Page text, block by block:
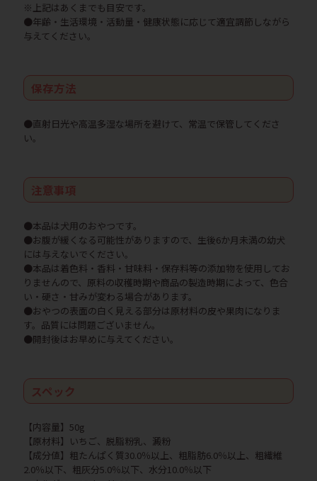
※上記はあくまでも目安です。
●年齢・生活環境・活動量・健康状態に応じて適宜調節しながら
与えてください。
保存方法
●直射日光や高温多湿な場所を避けて、常温で保管してくださ
い。
注意事項
●本品は犬用のおやつです。
●お腹が緩くなる可能性がありますので、生後6か月未満の幼犬
には与えないでください。
●本品は着色料・香料・甘味料・保存料等の添加物を使用してお
りませんので、原料の収穫時期や商品の製造時期によって、色合
い・硬さ・甘みが変わる場合があります。
●おやつの表面の白く見える部分は原材料の皮や果肉になりま
す。品質には問題ございません。
●開封後はお早めに与えてください。
スペック
【内容量】50g
【原材料】いちご、脱脂粉乳、澱粉
【成分値】粗たんぱく質30.0％以上、粗脂肪6.0％以上、粗繊維
2.0％以下、粗灰分5.0％以下、水分10.0％以下